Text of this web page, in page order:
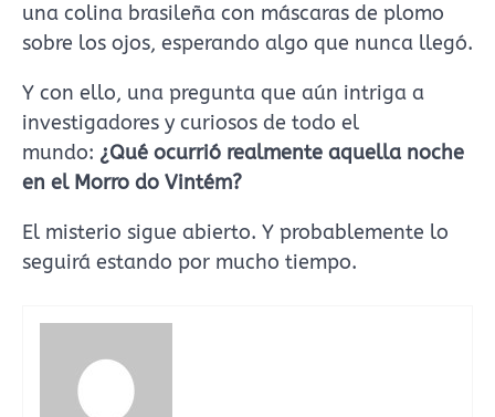
una colina brasileña con máscaras de plomo
sobre los ojos, esperando algo que nunca llegó.
Y con ello, una pregunta que aún intriga a
investigadores y curiosos de todo el
mundo: ¿Qué ocurrió realmente aquella noche
en el Morro do Vintém?
El misterio sigue abierto. Y probablemente lo
seguirá estando por mucho tiempo.